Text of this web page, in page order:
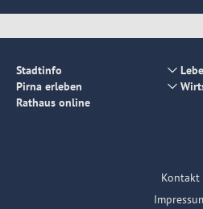
Stadtinfo
Pirna erleben
Rathaus online
Kontakt